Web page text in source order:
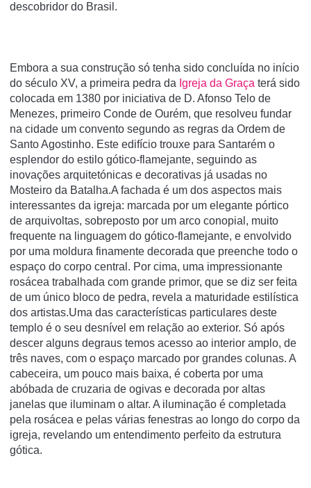
descobridor do Brasil.
Embora a sua construção só tenha sido concluída no início
do século XV, a primeira pedra da Igreja da Graça terá sido
colocada em 1380 por iniciativa de D. Afonso Telo de
Menezes, primeiro Conde de Ourém, que resolveu fundar
na cidade um convento segundo as regras da Ordem de
Santo Agostinho. Este edifício trouxe para Santarém o
esplendor do estilo gótico-flamejante, seguindo as
inovações arquitetónicas e decorativas já usadas no
Mosteiro da Batalha.A fachada é um dos aspectos mais
interessantes da igreja: marcada por um elegante pórtico
de arquivoltas, sobreposto por um arco conopial, muito
frequente na linguagem do gótico-flamejante, e envolvido
por uma moldura finamente decorada que preenche todo o
espaço do corpo central. Por cima, uma impressionante
rosácea trabalhada com grande primor, que se diz ser feita
de um único bloco de pedra, revela a maturidade estilística
dos artistas.Uma das características particulares deste
templo é o seu desnível em relação ao exterior. Só após
descer alguns degraus temos acesso ao interior amplo, de
três naves, com o espaço marcado por grandes colunas. A
cabeceira, um pouco mais baixa, é coberta por uma
abóbada de cruzaria de ogivas e decorada por altas
janelas que iluminam o altar. A iluminação é completada
pela rosácea e pelas várias fenestras ao longo do corpo da
igreja, revelando um entendimento perfeito da estrutura
gótica.